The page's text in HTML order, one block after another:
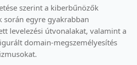
szerint a kiberbűnözők
során egyre gyakrabban
levelezési útvonalakat, valamint a
domain‑megszemélyesítés